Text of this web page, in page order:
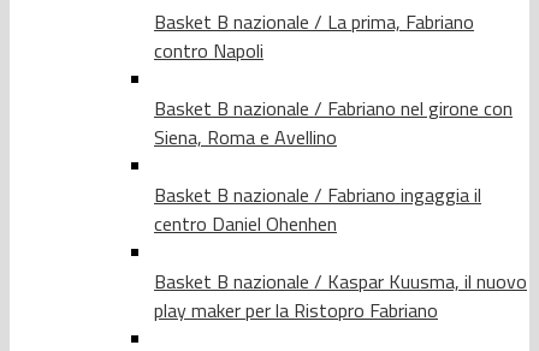
Basket B nazionale / La prima, Fabriano
contro Napoli
Basket B nazionale / Fabriano nel girone con
Siena, Roma e Avellino
Basket B nazionale / Fabriano ingaggia il
centro Daniel Ohenhen
Basket B nazionale / Kaspar Kuusma, il nuovo
play maker per la Ristopro Fabriano